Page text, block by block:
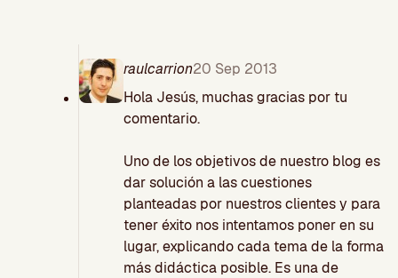
raulcarrion20 Sep 2013
Hola Jesús, muchas gracias por tu
comentario.
Uno de los objetivos de nuestro blog es
dar solución a las cuestiones
planteadas por nuestros clientes y para
tener éxito nos intentamos poner en su
lugar, explicando cada tema de la forma
más didáctica posible. Es una de